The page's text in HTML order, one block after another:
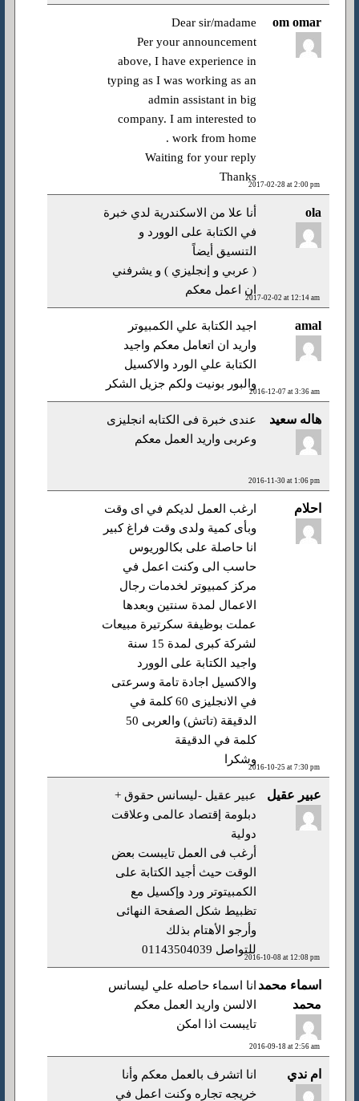
om omar
2017-02-28 at 2:00 pm
Dear sir/madame
Per your announcement
above, I have experience in
typing as I was working as an
admin assistant in big
company. I am interested to
work from home .
Waiting for your reply
Thanks
ola
2017-02-02 at 12:14 am
أنا علا من الاسكندرية لدي خبرة
في الكتابة على الوورد و
التنسيق أيضاً
( عربي و إنجليزي ) و يشرفني
ان اعمل معكم
amal
2016-12-07 at 3:36 am
اجيد الكتابة علي الكمبيوتر
واريد ان اتعامل معكم واجيد
الكتابة علي الورد والاكسيل
والبور بونيت ولكم جزيل الشكر
هاله سعيد
2016-11-30 at 1:06 pm
عندى خبرة فى الكتابه انجليزى
وعربى واريد العمل معكم
احلام
2016-10-25 at 7:30 pm
ارغب العمل لديكم في اى وقت
وبأى كمية ولدى وقت فراغ كبير
انا حاصلة على بكالوريوس
حاسب الى وكنت اعمل في
مركز كمبيوتر لخدمات رجال
الاعمال لمدة سنتين وبعدها
عملت بوظيفة سكرتيرة مبيعات
لشركة كبرى لمدة 15 سنة
واجيد الكتابة على الوورد
والاكسيل اجادة تامة وسرعتى
في الانجليزى 60 كلمة في
الدقيقة (تاتش) والعربى 50
كلمة في الدقيقة
وشكرا
عبير عقيل
2016-10-08 at 12:08 pm
عبير عقيل -ليسانس حقوق +
دبلومة إقتصاد عالمى وعلاقت
دولية
أرغب فى العمل تايبست بعض
الوقت حيث أجيد الكتابة على
الكمبيتوتر ورد وإكسيل مع
تظبيط شكل الصفحة النهائى
وأرجو الأهتام بذلك
للتواصل 01143504039
اسماء محمد
محمد
2016-09-18 at 2:56 am
انا اسماء حاصله علي ليسانس
الالسن واريد العمل معكم
تايبست اذا امكن
ام ندي
انا اتشرف بالعمل معكم وأنا
خريجه تجاره وكنت اعمل في